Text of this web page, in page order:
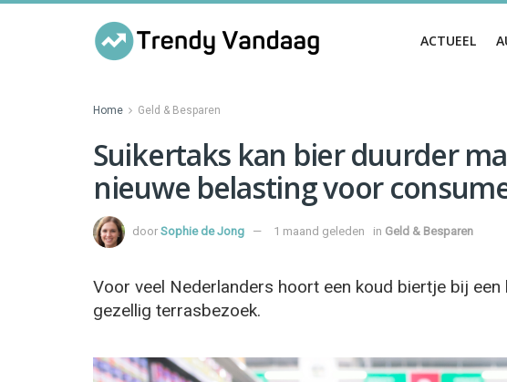
ACTUEEL
Home Geld & Besparen
Suikertaks kan bier duurder
nieuwe belasting voor
door Sophie de Jong 1 maand geleden in Geld & Besparen
Voor veel Nederlanders hoort een koud biertje bij
gezellig terrasbezoek.